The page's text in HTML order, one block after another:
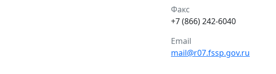
Факс
+7 (866) 242-6040
Email
mail@r07.fssp.gov.ru